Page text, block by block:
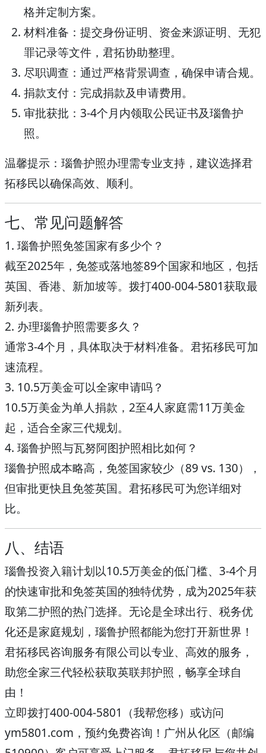
格并定制方案。
材料准备 ：提交身份证明、资金来源证明、无犯
罪记录等文件，君拓协助整理。
尽职调查 ：通过严格背景调查，确保申请合规。
捐款支付 ：完成捐款及申请费用。
审批获批 ：3-4个月内领取公民证书及瑙鲁护
照。
温馨提示 ：瑙鲁护照办理需专业支持，建议选择君
拓移民以确保高效、顺利。
七、常见问题解答
1. 瑙鲁护照免签国家有多少个？
截至2025年，免签或落地签89个国家和地区，包括
英国、香港、新加坡等。拨打400-004-5801获取最
新列表。
2. 办理瑙鲁护照需要多久？
通常3-4个月，具体取决于材料准备。君拓移民可加
速流程。
3. 10.5万美金可以全家申请吗？
10.5万美金为单人捐款，2至4人家庭需11万美金
起，适合全家三代规划。
4. 瑙鲁护照与瓦努阿图护照相比如何？
瑙鲁护照成本略高，免签国家较少（89 vs. 130），
但审批更快且免签英国。君拓移民可为您详细对
比。
八、结语
瑙鲁投资入籍计划以10.5万美金的低门槛、 3-4个月
的快速审批和免签英国的独特优势，成为2025年获
取第二护照的热门选择。无论是全球出行、税务优
化还是家庭规划，瑙鲁护照都能为您打开新世界！
君拓移民咨询服务有限公司以专业、高效的服务，
助您全家三代轻松获取英联邦护照，畅享全球自
由！
立即拨打400-004-5801（我帮您移） 或访问
ym5801.com ，预约免费咨询！广州从化区（邮编